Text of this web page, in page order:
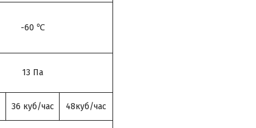
-60 ℃
13 Па
36 куб/час 48куб/час